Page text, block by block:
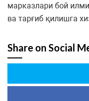
марказлари бой
ва тарғиб қилишга
Share on Social